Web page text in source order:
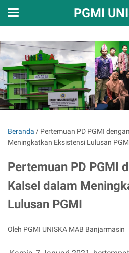
PGMI
Beranda / Pertemuan PD PGMI
Meningkatkan Eksistensi Lulusan
Pertemuan PD PGMI
Kalsel dalam
Lulusan PGMI
Oleh PGMI UNISKA MAB Banjarmasin